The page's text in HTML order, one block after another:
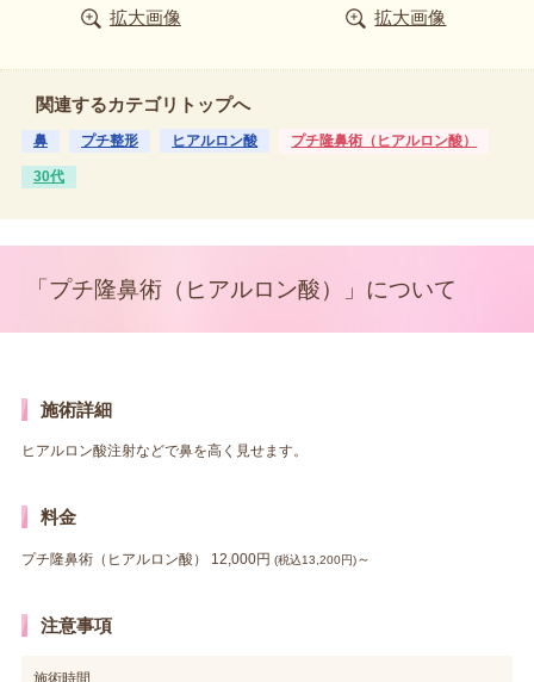
拡大画像 拡大画像
関連するカテゴリトップへ
鼻 プチ整形 ヒアルロン酸 プチ隆鼻術（ヒアルロン酸）
30代
「プチ隆鼻術（ヒアルロン酸）」について
施術詳細
ヒアルロン酸注射などで鼻を高く見せます。
料金
プチ隆鼻術（ヒアルロン酸） 12,000円 (税込13,200円)～
注意事項
施術時間